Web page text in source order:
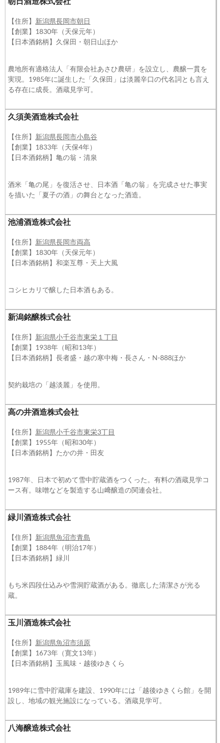
【住所】 新潟県長岡市朝日
【創業】1830年（天保元年）
【日本酒銘柄】久保田・朝日山ほか
農地所有適格法人「有限会社あさひ農研」を設立し、農醸一貫を
実現。1985年に誕生した「久保田」は淡麗辛口の代名詞とも言え
る存在に成長。酒蔵見学可。
久須美酒造株式会社
【住所】 新潟県長岡市小島谷
【創業】1833年（天保4年）
【日本酒銘柄】亀の翁・清泉
酒米「亀の尾」を復活させ、日本酒「亀の翁」を完成させた事実
を描いた「夏子の酒」の舞台となった酒造。
池浦酒造株式会社
【住所】 新潟県長岡市両高
【創業】1830年（天保元年）
【日本酒銘柄】和楽互尊・天上大風
コシヒカリで醸した日本酒もある。
新潟銘醸株式会社
【住所】 新潟県小千谷市東栄１丁目
【創業】1938年（昭和13年）
【日本酒銘柄】長者盛・越の寒中梅・長さん・N-888ほか
契約栽培の「越淡麗」を使用。
高の井酒造株式会社
【住所】 新潟県小千谷市東栄3丁目
【創業】1955年（昭和30年）
【日本酒銘柄】たかの井・田友
1987年、日本で初めて雪中貯蔵酒をつくった。有料の酒蔵見学コ
ース有。味噌などを製造する山﨑醸造の関連会社。
緑川酒造株式会社
【住所】 新潟県魚沼市青島
【創業】1884年（明治17年）
【日本酒銘柄】緑川
もち米四段仕込みや雪洞貯蔵酒がある。徹底した清潔さが光る
蔵。
玉川酒造株式会社
【住所】 新潟県魚沼市須原
【創業】1673年（寛文13年）
【日本酒銘柄】玉風味・越後ゆきくら
1989年に雪中貯蔵庫を建設、1990年には「越後ゆきくら館」を開
設し、地域の観光施設になっている。酒蔵見学可。
八海醸造株式会社